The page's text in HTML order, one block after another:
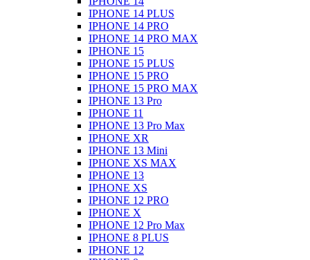
IPHONE 14 PLUS
IPHONE 14 PRO
IPHONE 14 PRO MAX
IPHONE 15
IPHONE 15 PLUS
IPHONE 15 PRO
IPHONE 15 PRO MAX
IPHONE 13 Pro
IPHONE 11
IPHONE 13 Pro Max
IPHONE XR
IPHONE 13 Mini
IPHONE XS MAX
IPHONE 13
IPHONE XS
IPHONE 12 PRO
IPHONE X
IPHONE 12 Pro Max
IPHONE 8 PLUS
IPHONE 12